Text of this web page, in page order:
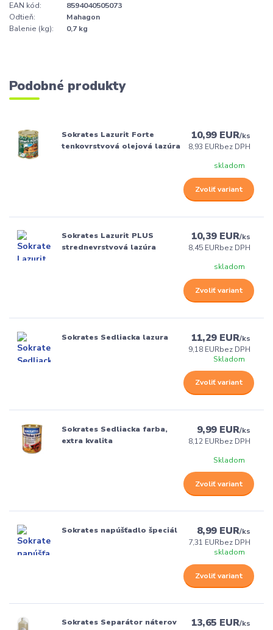
EAN kód:
8594040505073
Odtieň:
Mahagon
Balenie (kg):
0,7 kg
Podobné produkty
Sokrates Lazurit Forte
tenkovrstvová olejová lazúra
10,99 EUR/ks
8,93 EURbez DPH
skladom
Zvoliť variant
Sokrates Lazurit PLUS
strednevrstvová lazúra
10,39 EUR/ks
8,45 EURbez DPH
skladom
Zvoliť variant
Sokrates Sedliacka lazura 11,29 EUR/ks
9,18 EURbez DPH
Skladom
Zvoliť variant
Sokrates Sedliacka farba,
extra kvalita
9,99 EUR/ks
8,12 EURbez DPH
Skladom
Zvoliť variant
Sokrates napúšťadlo špeciál 8,99 EUR/ks
7,31 EURbez DPH
skladom
Zvoliť variant
Sokrates Separátor náterov
13,65 EUR/ks